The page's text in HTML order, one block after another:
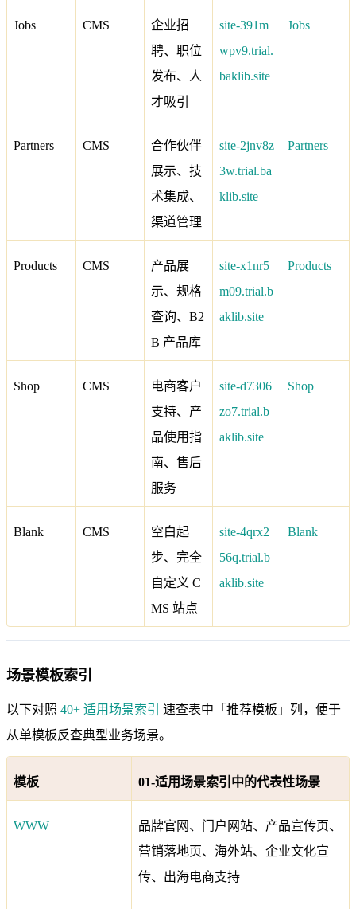
Jobs CMS
企业招
聘、职位
发布、人
才吸引
site-391m
wpv9.trial.
baklib.site
Jobs
Partners CMS
合作伙伴
展示、技
术集成、
渠道管理
site-2jnv8z
3w.trial.ba
klib.site
Partners
Products CMS
产品展
示、规格
查询、B2
B 产品库
site-x1nr5
m09.trial.b
aklib.site
Products
Shop CMS
电商客户
支持、产
品使用指
南、售后
服务
site-d7306
zo7.trial.b
aklib.site
Shop
Blank CMS
空白起
步、完全
自定义 C
MS 站点
site-4qrx2
56q.trial.b
aklib.site
Blank
场景模板索引
以下对照 40+ 适用场景索引
速查表中「推荐模板」列，便于
从单模板反查典型业务场景。
模板 01-适用场景索引中的代表性场景
WWW
品牌官网、门户网站、产品宣传页、
营销落地页、海外站、企业文化宣
传、出海电商支持